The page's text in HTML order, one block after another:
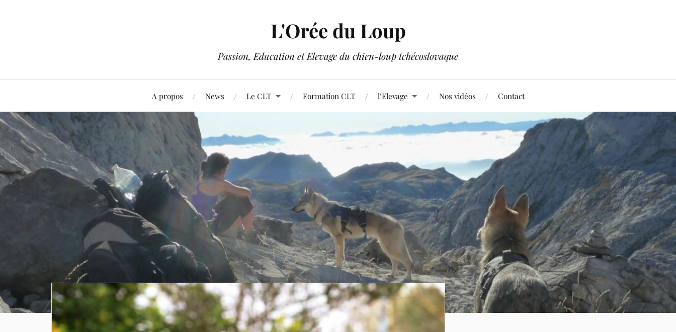
L'Orée du Loup
Passion, Education et Elevage du chien-loup tchécoslovaque
A propos News Le CLT Formation CLT l’Elevage Nos vidéos Contact